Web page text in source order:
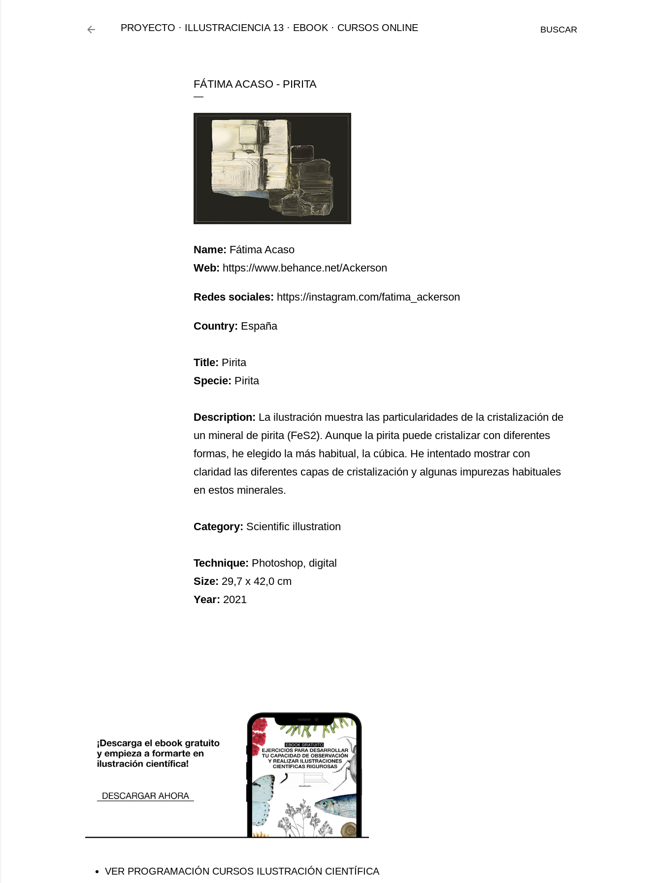
BUSCAR
PROYECTO ILLUSTRACIENCIA 13 EBOOK CURSOS ONLINE
FÁTIMA ACASO - PIRITA
Name: Fátima Acaso
Web: https://www.behance.net/Ackerson
Redes sociales: https://instagram.com/fatima_ackerson
Country: España
Title: Pirita
Specie: Pirita
Description: La ilustración muestra las particularidades de la cristalización de
un mineral de pirita (FeS2). Aunque la pirita puede cristalizar con diferentes
formas, he elegido la más habitual, la cúbica. He intentado mostrar con
claridad las diferentes capas de cristalización y algunas impurezas habituales
en estos minerales.
Category: Scientific illustration
Technique: Photoshop, digital
Size: 29,7 x 42,0 cm
Year: 2021
VER PROGRAMACIÓN CURSOS ILUSTRACIÓN CIENTÍFICA